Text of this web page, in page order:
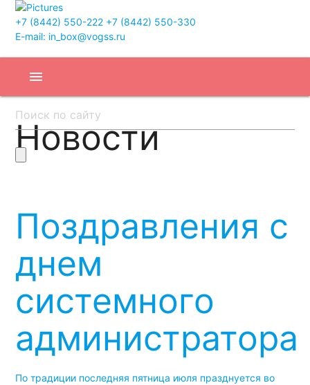
+7 (8442) 550-222 +7 (8442) 550-330
E-mail: in_box@vogss.ru
menu
Новости
Поздравления с
днем
системного
администратора
По традиции последняя пятница июля празднуется во